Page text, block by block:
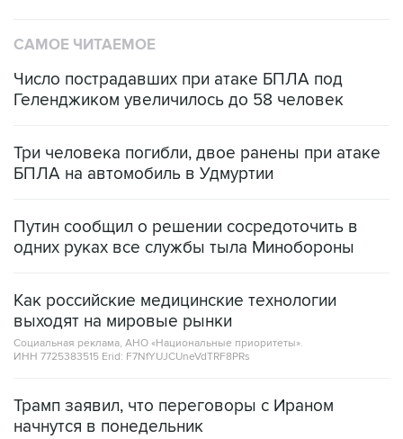
САМОЕ ЧИТАЕМОЕ
Число пострадавших при атаке БПЛА под
Геленджиком увеличилось до 58 человек
Три человека погибли, двое ранены при атаке
БПЛА на автомобиль в Удмуртии
Путин сообщил о решении сосредоточить в
одних руках все службы тыла Минобороны
Как российские медицинские технологии
выходят на мировые рынки
Социальная реклама, АНО «Национальные приоритеты».
ИНН 7725383515 Erid: F7NfYUJCUneVdTRF8PRs
Трамп заявил, что переговоры с Ираном
начнутся в понедельник